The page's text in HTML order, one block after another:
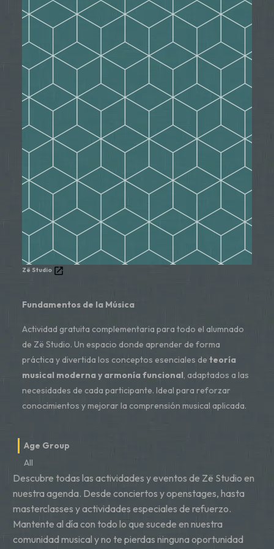
Zë Studio
Fundamentos de la Música
Actividad gratuita complementaria para todo el alumnado
de Zë Studio. Un espacio donde aprender de forma
práctica y divertida los conceptos esenciales de teoría
musical moderna y armonía funcional, adaptados a las
necesidades de cada participante. Ideal para reforzar
conocimientos y mejorar la comprensión musical aplicada.
Age Group
All
Descubre todas las actividades y eventos de Zë Studio en
nuestra agenda. Desde conciertos y openstages, hasta
masterclasses y actividades especiales de refuerzo.
Mantente al día con todo lo que sucede en nuestra
comunidad musical y no te pierdas ninguna oportunidad